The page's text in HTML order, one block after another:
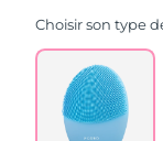
la
moyenne.
Read
850
Reviews.
Lien
Choisir son type